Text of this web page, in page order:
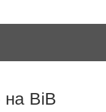
на BiB